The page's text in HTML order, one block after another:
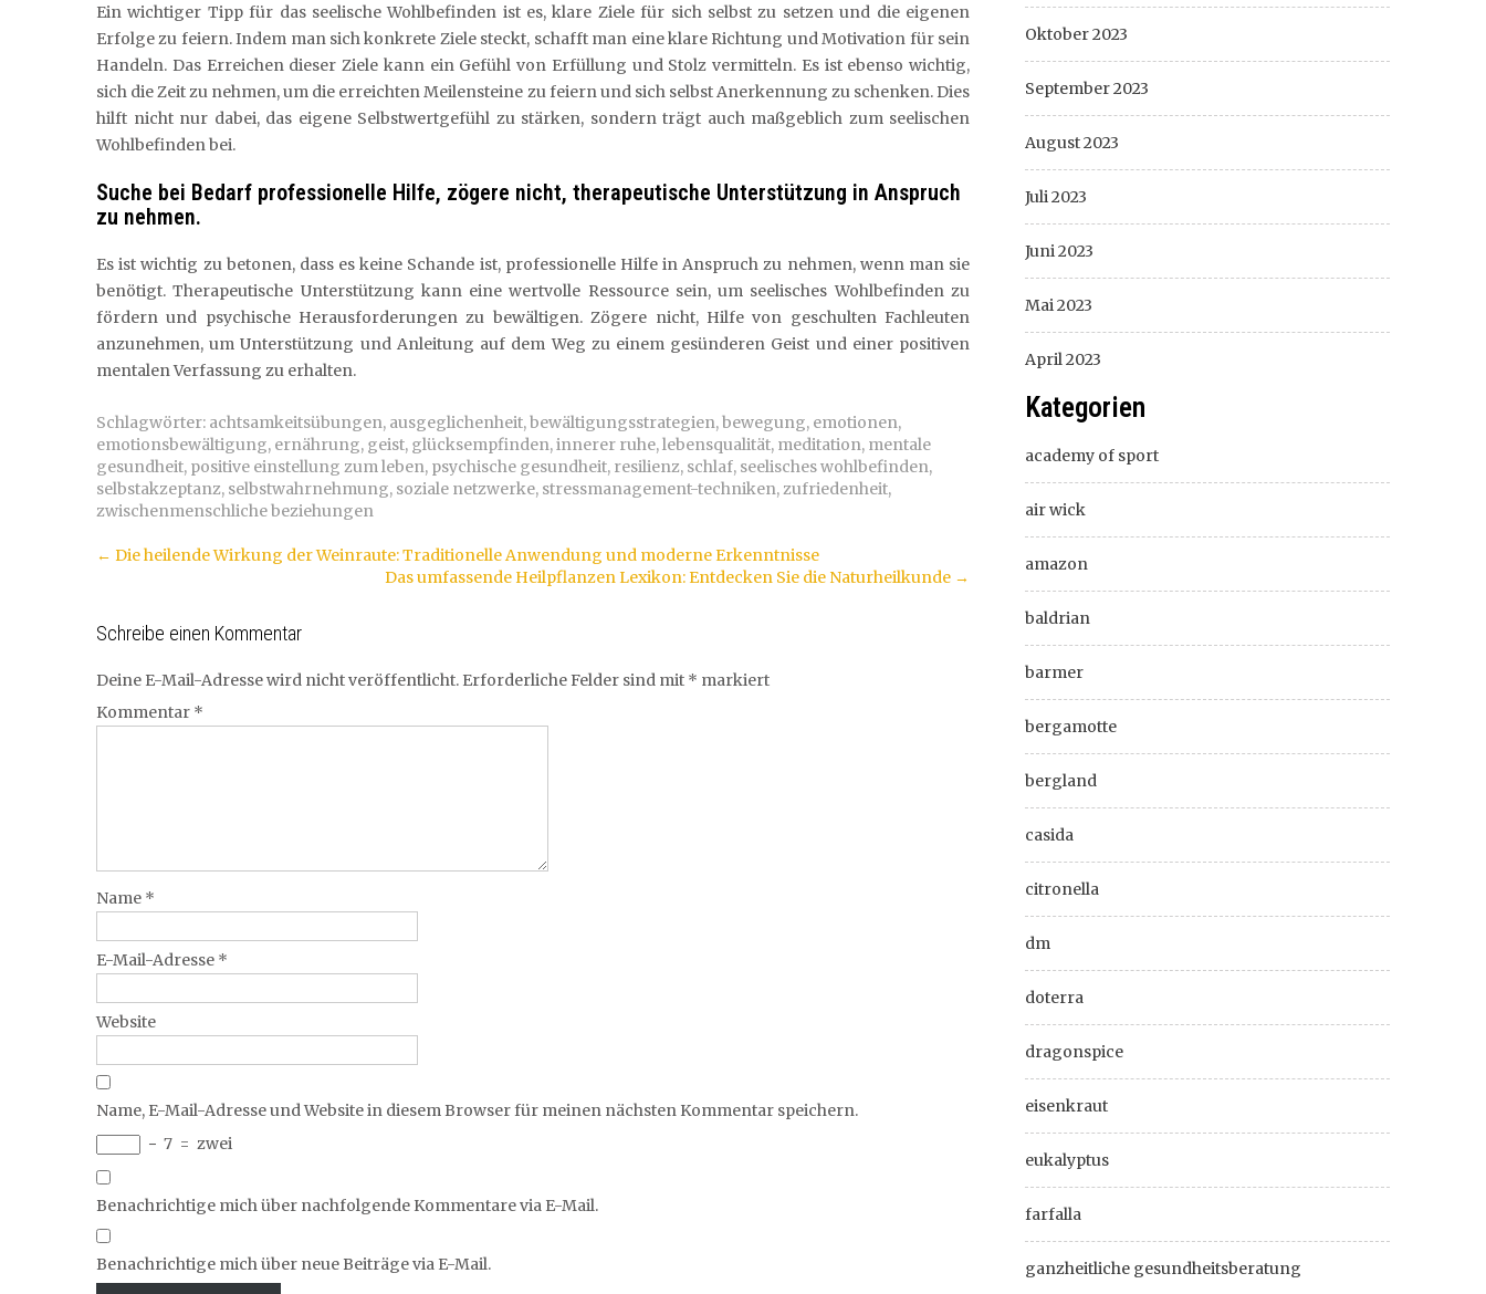
Ein wichtiger Tipp für das seelische Wohlbefinden ist es, klare Ziele für sich selbst zu setzen und die eigenen
Erfolge zu feiern. Indem man sich konkrete Ziele steckt, schafft man eine klare Richtung und Motivation für sein
Handeln. Das Erreichen dieser Ziele kann ein Gefühl von Erfüllung und Stolz vermitteln. Es ist ebenso wichtig,
sich die Zeit zu nehmen, um die erreichten Meilensteine zu feiern und sich selbst Anerkennung zu schenken. Dies
hilft nicht nur dabei, das eigene Selbstwertgefühl zu stärken, sondern trägt auch maßgeblich zum seelischen
Wohlbefinden bei.
Suche bei Bedarf professionelle Hilfe, zögere nicht, therapeutische Unterstützung in Anspruch
zu nehmen.
Es ist wichtig zu betonen, dass es keine Schande ist, professionelle Hilfe in Anspruch zu nehmen, wenn man sie
benötigt. Therapeutische Unterstützung kann eine wertvolle Ressource sein, um seelisches Wohlbefinden zu
fördern und psychische Herausforderungen zu bewältigen. Zögere nicht, Hilfe von geschulten Fachleuten
anzunehmen, um Unterstützung und Anleitung auf dem Weg zu einem gesünderen Geist und einer positiven
mentalen Verfassung zu erhalten.
Schlagwörter: achtsamkeitsübungen, ausgeglichenheit,bewältigungsstrategien,bewegung, emotionen,
emotionsbewältigung, ernährung, geist, glücksempfinden,innerer ruhe,lebensqualität, meditation, mentale
gesundheit, positive einstellung zum leben, psychische gesundheit, resilienz, schlaf, seelisches wohlbefinden,
selbstakzeptanz, selbstwahrnehmung, soziale netzwerke, stressmanagement-techniken, zufriedenheit,
zwischenmenschliche beziehungen
Artikel-
← Die heilende Wirkung der Weinraute: Traditionelle Anwendung und moderne Erkenntnisse
Das umfassende Heilpflanzen Lexikon: Entdecken Sie die Naturheilkunde →
Schreibe einen Kommentar
Deine E-Mail-Adresse wird nicht veröffentlicht. Erforderliche Felder sind mit * markiert
Kommentar *
Name *
E-Mail-Adresse *
Website
Name, E-Mail-Adresse und Website in diesem Browser für meinen nächsten Kommentar speichern.
− 7 = zwei
Benachrichtige mich über nachfolgende Kommentare via E-Mail.
Benachrichtige mich über neue Beiträge via E-Mail.
Oktober 2023
September 2023
August 2023
Juli 2023
Juni 2023
Mai 2023
April 2023
Kategorien
academy of sport
air wick
amazon
baldrian
barmer
bergamotte
bergland
casida
citronella
dm
doterra
dragonspice
eisenkraut
eukalyptus
farfalla
ganzheitliche gesundheitsberatung